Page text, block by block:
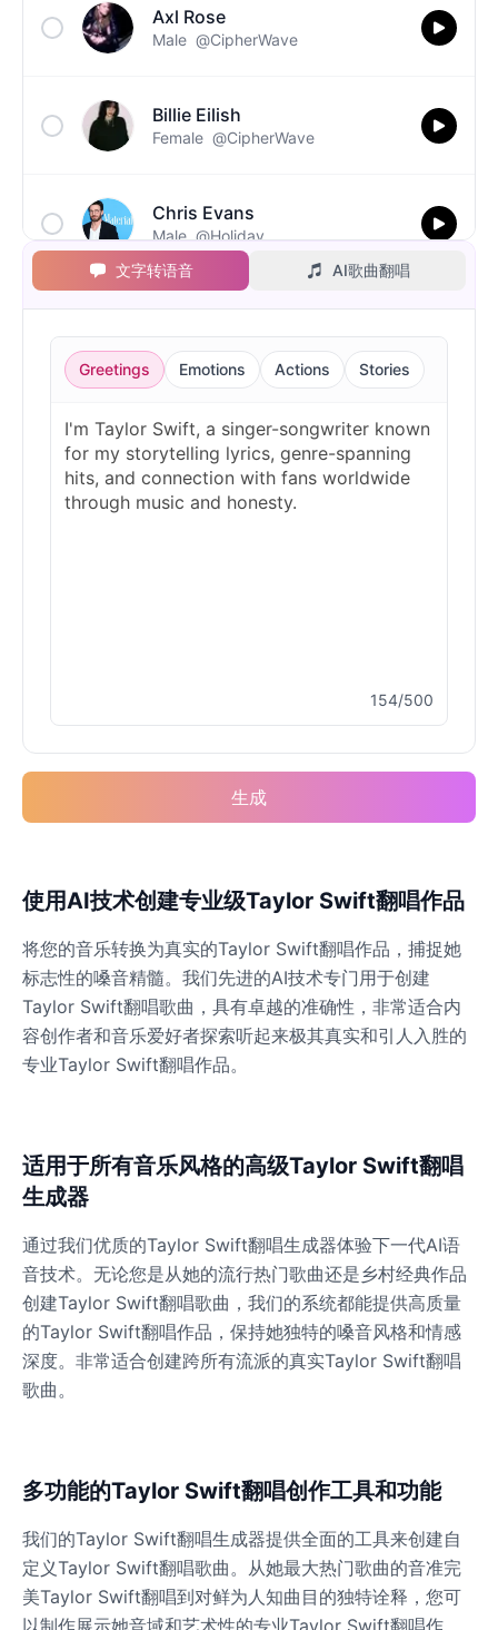
Axl Rose
Male @CipherWave
Billie Eilish
Female @CipherWave
Chris Evans
Male @Holiday
Christopher Walken
Male @Kairox
Male @Lucas
Diddy
Male @PeachyCloud
Emilia Clarke
Female @NYCgirl2009
Eminem
Emma Waston
Female @GamingPro365
Jack Black
Male @EchoVector
Jake Paul
James Earl Jones
Male @Lucas
文字转语音 AI歌曲翻唱
Greetings Emotions Actions Stories
154/500
生成
使用AI技术创建专业级Taylor Swift翻唱作品
将您的音乐转换为真实的Taylor Swift翻唱作品，捕捉她
标志性的嗓音精髓。我们先进的AI技术专门用于创建
Taylor Swift翻唱歌曲，具有卓越的准确性，非常适合内
容创作者和音乐爱好者探索听起来极其真实和引人入胜的
专业Taylor Swift翻唱作品。
适用于所有音乐风格的高级Taylor Swift翻唱
生成器
通过我们优质的Taylor Swift翻唱生成器体验下一代AI语
音技术。无论您是从她的流行热门歌曲还是乡村经典作品
创建Taylor Swift翻唱歌曲，我们的系统都能提供高质量
的Taylor Swift翻唱作品，保持她独特的嗓音风格和情感
深度。非常适合创建跨所有流派的真实Taylor Swift翻唱
歌曲。
多功能的Taylor Swift翻唱创作工具和功能
我们的Taylor Swift翻唱生成器提供全面的工具来创建自
定义Taylor Swift翻唱歌曲。从她最大热门歌曲的音准完
美Taylor Swift翻唱到对鲜为人知曲目的独特诠释，您可
以制作展示她音域和艺术性的专业Taylor Swift翻唱作